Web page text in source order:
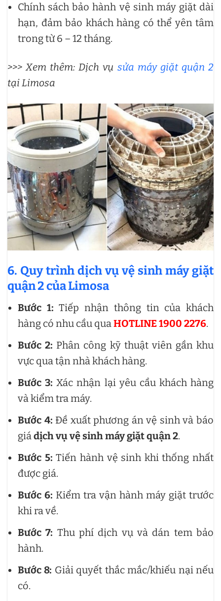
Chính sách bảo hành vệ sinh máy giặt dài
hạn, đảm bảo khách hàng có thể yên tâm
trong từ 6 – 12 tháng.
>>> Xem thêm: Dịch vụ sửa máy giặt quận 2
tại Limosa
6. Quy trình dịch vụ vệ sinh máy giặt
quận 2 của Limosa
Bước 1: Tiếp nhận thông tin của khách
hàng có nhu cầu qua HOTLINE 1900 2276.
Bước 2: Phân công kỹ thuật viên gần khu
vực qua tận nhà khách hàng.
Bước 3: Xác nhận lại yêu cầu khách hàng
và kiểm tra máy.
Bước 4: Đề xuất phương án vệ sinh và báo
giá dịch vụ vệ sinh máy giặt quận 2.
Bước 5: Tiến hành vệ sinh khi thống nhất
được giá.
Bước 6: Kiểm tra vận hành máy giặt trước
khi ra về.
Bước 7: Thu phí dịch vụ và dán tem bảo
hành.
Bước 8: Giải quyết thắc mắc/khiếu nại nếu
có.